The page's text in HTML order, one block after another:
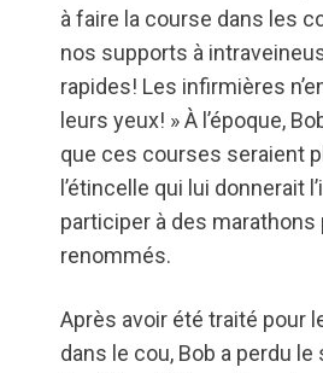
à faire la course dans les
nos supports à
rapides! Les infirmières
leurs yeux! » À l’époque,
que ces courses seraient
l’étincelle qui lui donnerait
participer à des marathons
renommés.
Après avoir été traité pour
dans le cou, Bob a perdu le